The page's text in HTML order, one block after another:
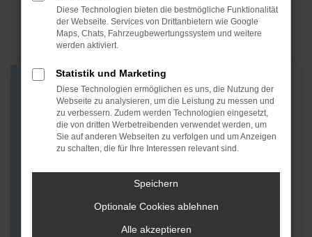
SILENCE VERTRAGSHÄNDLER
„Seit Tag eins bei der MGS steht für mich eines im
Mittelpunkt: der Kunde. Ob Einzelwagen oder
Fuhrpark – wir liefern Lösungen, die passen. Mein
Team und ich stehen für Verlässlichkeit, Engagement
und den Blick über den Tellerrand.
Unmöglich? Gibt’s für uns nicht. Wir bleiben dran, bis
Diese Technologien bieten die bestmögliche Funktionalität
der Webseite. Services von Drittanbietern wie Google
Maps, Chats, Fahrzeugbewertungssystem und weitere
werden aktiviert.
Statistik und Marketing
Diese Technologien ermöglichen es uns, die Nutzung der
Webseite zu analysieren, um die Leistung zu messen und
zu verbessern. Zudem werden Technologien eingesetzt,
die von dritten Werbetreibenden verwendet werden, um
Sie auf anderen Webseiten zu verfolgen und um Anzeigen
zu schalten, die für Ihre Interessen relevant sind.
Speichern
Optionale Cookies ablehnen
Alle akzeptieren